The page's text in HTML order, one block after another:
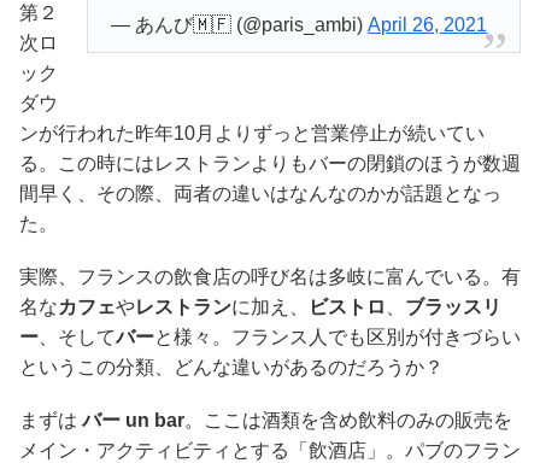
— あんび🇲🇫 (@paris_ambi)April 26, 2021
第２
次ロ
ック
ダウ
ンが行われた昨年10月よりずっと営業停止が続いてい
る。この時にはレストランよりもバーの閉鎖のほうが数週
間早く、その際、両者の違いはなんなのかが話題となっ
た。
実際、フランスの飲食店の呼び名は多岐に富んでいる。有
名なカフェやレストランに加え、 ビストロ
ブラッスリ
ー 、そしてバーと様々。フランス人でも区別が付きづらい
というこの分類、どんな違いがあるのだろうか？
まずはバー un bar。ここは酒類を含め飲料のみの販売を
メイン・アクティビティとする「飲酒店」。パブのフラン